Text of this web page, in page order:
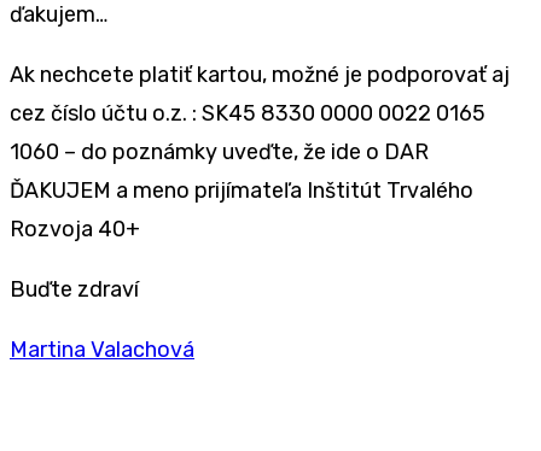
ďakujem…
Ak nechcete platiť kartou, možné je podporovať aj
cez číslo účtu o.z. : SK45 8330 0000 0022 0165
1060 – do poznámky uveďte, že ide o DAR
ĎAKUJEM a meno prijímateľa Inštitút Trvalého
Rozvoja 40+
Buďte zdraví
Martina Valachová